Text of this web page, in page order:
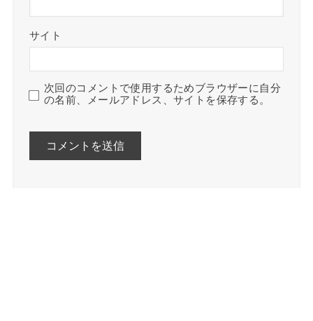
サイト
次回のコメントで使用するためブラウザーに自分
の名前、メールアドレス、サイトを保存する。